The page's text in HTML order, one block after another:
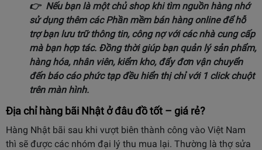
👉 Nếu bạn là một chủ shop khi tìm nguồn hàng nhớ
sử dụng thêm cácPhần mềm bán hàng onlineđểhỗ
trợ bạn lưu trữ thông tin, công nợ với các nhà cung cấp
mà bạn hợp tác. Đồng thời giúp bạn quản lý sản phẩm,
hàng hóa, nhân viên, kiểm kho, đẩy đơn vận chuyển
đến báo cáo phức tạp đều hiển thị chỉ với 1 click chuột
trên màn hình.
Địa chỉ hàng bãi Nhật ở đâu đồ tốt – giá rẻ?
Hàng Nhật bãi sau khi vượt biên thành công vào Việt Nam
thì sẽ được các nhóm đại lý thu mua lại. Thường là thợ sửa